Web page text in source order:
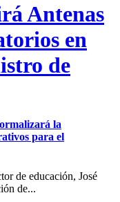
Antenas
en
de
la
para el
de educación, José
de...